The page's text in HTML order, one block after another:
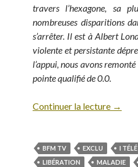
travers l’hexagone, sa
nombreuses disparitions
s’arrêter. Il est à Albert
violente et persistante
l’appui, nous avons
pointe qualifié de 0.0.
Continuer la lecture →
BFM TV EXCLU I TÉLÉ
LIBÉRATION
MALADIE